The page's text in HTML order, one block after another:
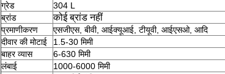
ग्रेड
304 L
ब्रांड
कोई ब्रांड नहीं
प्रमाणीकरण
एसजीएस, बीवी, आईक्यूआई, टीयूवी, आईएसओ, आदि
दीवार की मोटाई
1.5-30 मिमी
बाहर व्यास
6-630 मिमी
लंबाई
1000-6000 मिमी